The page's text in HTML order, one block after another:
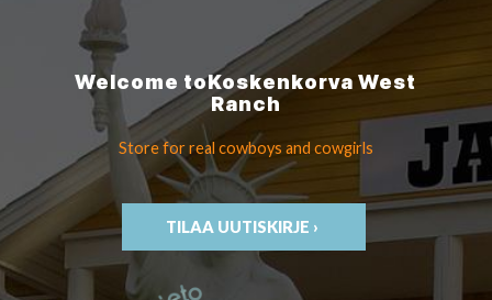
Welcome toKoskenkorvaWest
Ranch
Store for real cowboys and cowgirls
TILAA UUTISKIRJE ›